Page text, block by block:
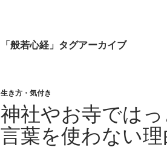
「般若心経」タグアーカイブ
生き方・気付き
神社やお寺では
言葉を使わない理